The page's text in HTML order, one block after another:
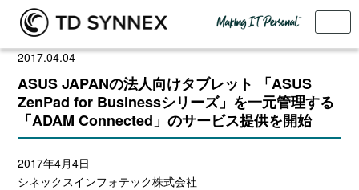
2017.04.04
ASUS JAPANの法人向けタブレット 「ASUS
ZenPad for Businessシリーズ」を一元管理する
「ADAM Connected」のサービス提供を開始
2017年4月4日
シネックスインフォテック株式会社